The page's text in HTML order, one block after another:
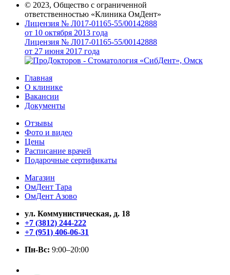
© 2023, Общество с ограниченной
ответственностью «Клиника ОмДент»
Лицензия № Л017-01165-55/00142888
от 10 октября 2013 года
Лицензия № Л017-01165-55/00142888
от 27 июня 2017 года
Главная
О клинике
Вакансии
Документы
Отзывы
Фото и видео
Цены
Расписание врачей
Подарочные сертификаты
Магазин
ОмДент Тара
ОмДент Азово
ул. Коммунистическая, д. 18
+7 (3812) 244-222
+7 (951) 406-06-31
Пн-Вс: 9:00–20:00